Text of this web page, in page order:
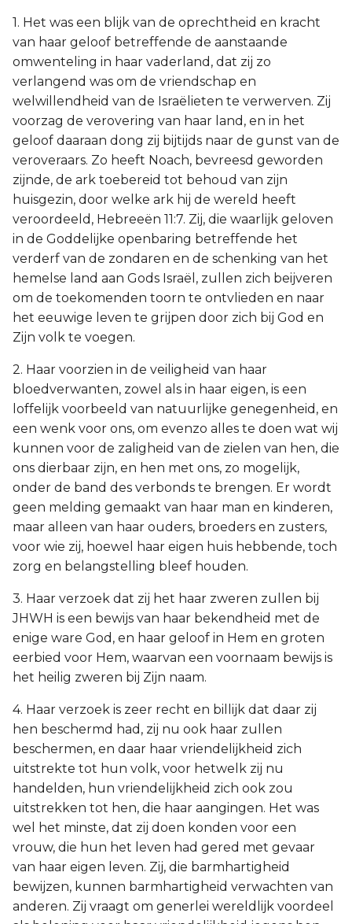
1. Het was een blijk van de oprechtheid en kracht
van haar geloof betreffende de aanstaande
omwenteling in haar vaderland, dat zij zo
verlangend was om de vriendschap en
welwillendheid van de Israëlieten te verwerven. Zij
voorzag de verovering van haar land, en in het
geloof daaraan dong zij bijtijds naar de gunst van de
veroveraars. Zo heeft Noach, bevreesd geworden
zijnde, de ark toebereid tot behoud van zijn
huisgezin, door welke ark hij de wereld heeft
veroordeeld, Hebreeën 11:7. Zij, die waarlijk geloven
in de Goddelijke openbaring betreffende het
verderf van de zondaren en de schenking van het
hemelse land aan Gods Israël, zullen zich beijveren
om de toekomenden toorn te ontvlieden en naar
het eeuwige leven te grijpen door zich bij God en
Zijn volk te voegen.
2. Haar voorzien in de veiligheid van haar
bloedverwanten, zowel als in haar eigen, is een
loffelijk voorbeeld van natuurlijke genegenheid, en
een wenk voor ons, om evenzo alles te doen wat wij
kunnen voor de zaligheid van de zielen van hen, die
ons dierbaar zijn, en hen met ons, zo mogelijk,
onder de band des verbonds te brengen. Er wordt
geen melding gemaakt van haar man en kinderen,
maar alleen van haar ouders, broeders en zusters,
voor wie zij, hoewel haar eigen huis hebbende, toch
zorg en belangstelling bleef houden.
3. Haar verzoek dat zij het haar zweren zullen bij
JHWH is een bewijs van haar bekendheid met de
enige ware God, en haar geloof in Hem en groten
eerbied voor Hem, waarvan een voornaam bewijs is
het heilig zweren bij Zijn naam.
4. Haar verzoek is zeer recht en billijk dat daar zij
hen beschermd had, zij nu ook haar zullen
beschermen, en daar haar vriendelijkheid zich
uitstrekte tot hun volk, voor hetwelk zij nu
handelden, hun vriendelijkheid zich ook zou
uitstrekken tot hen, die haar aangingen. Het was
wel het minste, dat zij doen konden voor een
vrouw, die hun het leven had gered met gevaar
van haar eigen leven. Zij, die barmhartigheid
bewijzen, kunnen barmhartigheid verwachten van
anderen. Zij vraagt om generlei wereldlijk voordeel